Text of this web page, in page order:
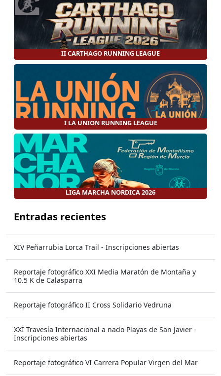
II CARTHAGO RUNNING LEAGUE
I LA UNION RUNNING LEAGUE
LIGA MARCHA NORDICA 2026
Entradas recientes
XIV Peñarrubia Lorca Trail - Inscripciones abiertas
Reportaje fotográfico XXI Media Maratón de Montaña y
10.5 K de Calasparra
Reportaje fotográfico II Cross Solidario Vedruna
XXI Travesía Internacional a nado Playas de San Javier -
Inscripciones abiertas
Reportaje fotográfico VI Carrera Popular Virgen del Mar